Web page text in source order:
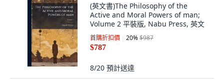
(英文書)The Philosophy of the
Active and Moral Powers of man;
Volume 2 平裝版, Nabu Press, 英文
首購折扣價 20%$987
$787
8/20 預計送達